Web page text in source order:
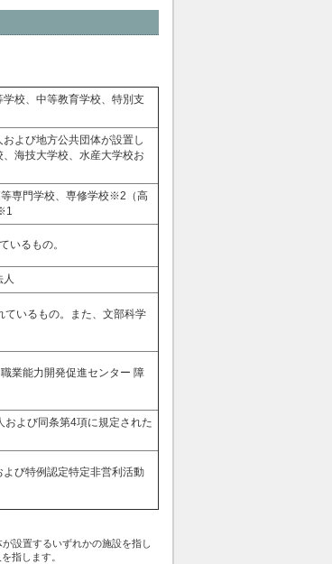
校、中等教育学校、特別支
よび地方公共団体が設置し
海技大学校、水産大学校お
専門学校、専修学校※2（高
いるもの。
ているもの。また、文部科学
業能力開発促進センター 障
および同条第4項に規定された
び特例認定特定非営利活動
設置するいずれかの施設を指し
指します。